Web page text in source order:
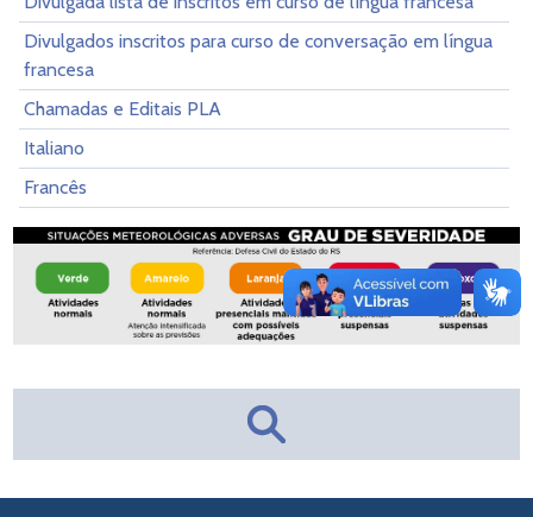
Divulgados inscritos para curso de conversação em língua
francesa
Chamadas e Editais PLA
Italiano
Francês